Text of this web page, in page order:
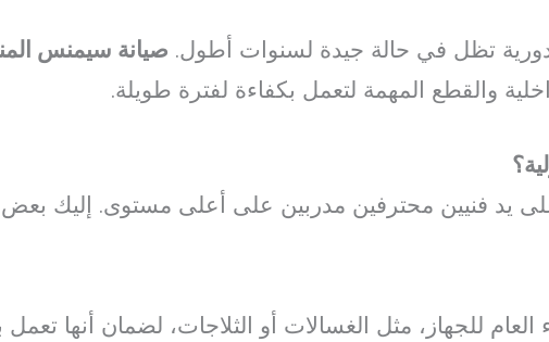
دورية تظل في حالة جيدة لسنوات أطول. صيانة سيمنس
والقطع المهمة لتعمل بكفاءة لفترة طويلة.
يد فنيين محترفين مدربين على أعلى مستوى. إليك بعض
للجهاز، مثل الغسالات أو الثلاجات، لضمان أنها تعمل